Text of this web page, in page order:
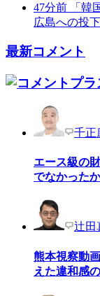
47分前
「
広島への投
最新コメント
千正
エース級の
でなかったか
辻田
熊本視察動
えた違和感